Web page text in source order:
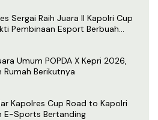
Sergai Raih Juara II Kapolri Cup
Pembinaan Esport Berbuah
Umum POPDA X Kepri 2026,
Rumah Berikutnya
Kapolres Cup Road to Kapolri
E-Sports Bertanding